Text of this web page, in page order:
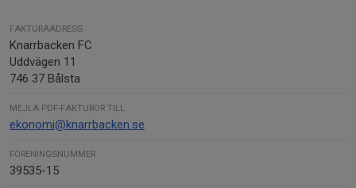
FAKTURAADRESS
Knarrbacken FC
Uddvägen 11
746 37 Bålsta
MEJLA PDF-FAKTUROR TILL
ekonomi@knarrbacken.se
FÖRENINGSNUMMER
39535-15